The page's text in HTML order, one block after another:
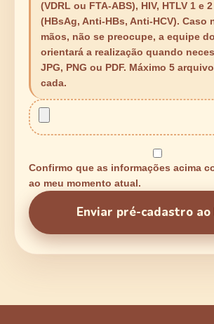
(VDRL ou FTA-ABS), HIV, HTLV 1 e
(HBsAg, Anti-HBs, Anti-HCV). Caso
mãos, não se preocupe, a equipe
orientará a realização quando
JPG, PNG ou PDF. Máximo 5
cada.
Confirmo que as informações acima
ao meu momento atual.
Enviar pré-cadastro ao